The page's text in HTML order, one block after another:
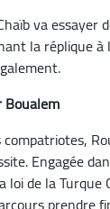
va essayer
la réplique à
Boualem
Engagée
loi de la